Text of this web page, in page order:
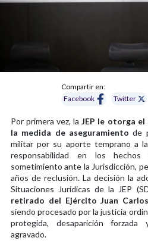
Compartir en:
Facebook
Twitter
Por primera vez, laJEP le otorga
la medida de aseguramiento de
militar por su aporte temprano a
responsabilidad en los
sometimiento ante la Jurisdicción,
años de reclusión. La decisión la
Situaciones Jurídicas de la JEP
retirado del Ejército Juan
siendo procesado por la justicia
protegida, desaparición
agravado.